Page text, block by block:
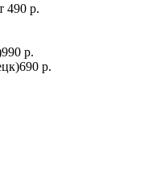
490 р.
990 р.
690 р.